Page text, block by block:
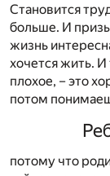
Становится
больше. И
жизнь
хочется жить.
плохое, – это
потом
потому что